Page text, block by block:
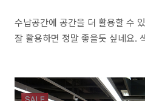
수납공간에 공간을 더 활용할 수
잘 활용하면 정말 좋을듯 싶네요.